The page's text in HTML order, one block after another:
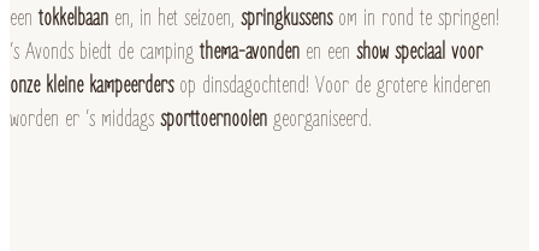
eentokkelbaan en, in het seizoen, springkussensom in rond te springen!
‘s Avonds biedt de campingthema-avonden en een show speciaal voor
onze kleine kampeerdersop dinsdagochtend! Voor de grotere kinderen
worden er ‘s middags sporttoernooien georganiseerd.